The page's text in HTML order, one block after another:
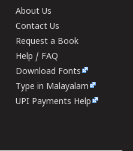
About Us
Contact Us
Request a Book
Help / FAQ
Download Fonts
Type in Malayalam
UPI Payments Help